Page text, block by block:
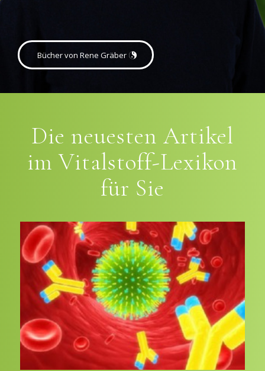
Bücher von Rene Gräber
Die neuesten Artikel
im Vitalstoff-Lexikon
für Sie